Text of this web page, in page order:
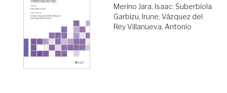
Merino Jara, Isaac; Suberbiola
Garbizu, Irune; Vázquez del
Rey Villanueva, Antonio